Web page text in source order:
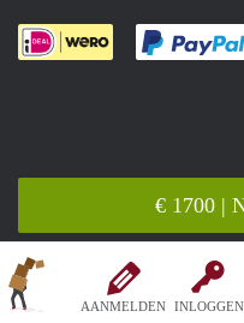
AANMELDEN INLOGGEN
€ 1700